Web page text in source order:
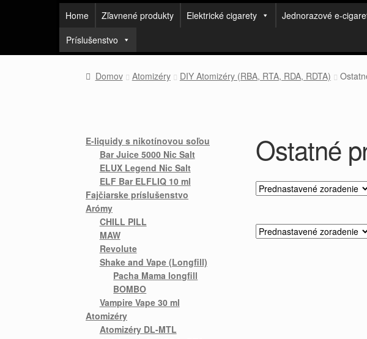
Home Zľavnené produkty Elektrické cigarety Jednorazové e-
Príslušenstvo
Domov Atomizéry DIY Atomizéry (RBA, RTA, RDA, RDTA)
Ostatné
E-liquidy s nikotínovou soľou
Bar Juice 5000 Nic Salt
ELUX Legend Nic Salt
ELF Bar ELFLIQ 10 ml
Fajčiarske príslušenstvo
Arómy
CHILL PILL
MAW
Revolute
Shake and Vape (Longfill)
Pacha Mama longfill
BOMBO
Vampire Vape 30 ml
Atomizéry
Atomizéry DL-MTL